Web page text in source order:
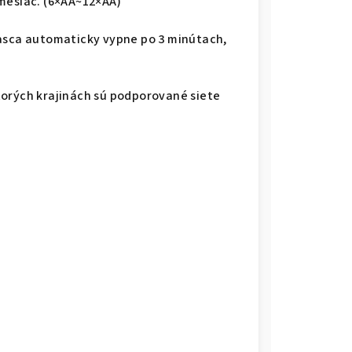
automaticky vypne po 3 minútach,
krajinách sú podporované siete